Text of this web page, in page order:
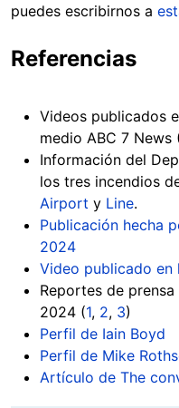
puedes escribirnos a
Referencias
Videos publicados
medio ABC 7 News
Información del
los tres incendios
Airport y Line.
Publicación hecha
2024
Video publicado en
Reportes de
2024 (1, 2, 3)
Perfil de Iain Boyd
Perfil de Mike
Artículo de The